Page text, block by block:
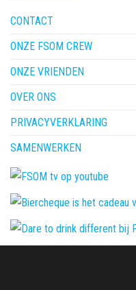
CONTACT
ONZE FSOM CREW
ONZE VRIENDEN
OVER ONS
PRIVACYVERKLARING
SAMENWERKEN